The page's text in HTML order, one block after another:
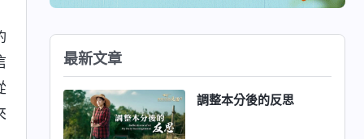
最新文章
調整本分後的反思